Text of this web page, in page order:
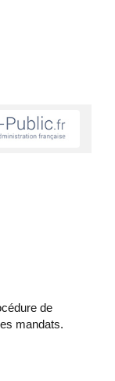
de
mandats.